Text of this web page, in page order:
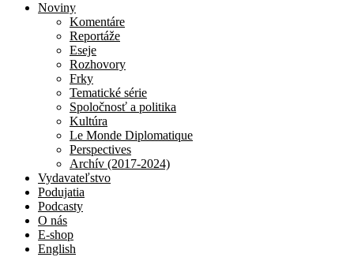
Noviny
Komentáre
Reportáže
Eseje
Rozhovory
Frky
Tematické série
Spoločnosť a politika
Kultúra
Le Monde Diplomatique
Perspectives
Archív (2017-2024)
Vydavateľstvo
Podujatia
Podcasty
O nás
E-shop
English